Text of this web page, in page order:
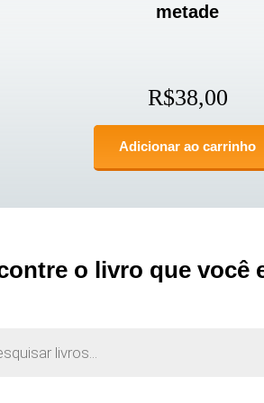
metade
R$38,00
Adicionar ao carrinho
o livro que você